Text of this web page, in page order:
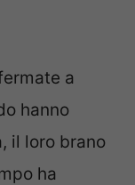
a
hanno
il loro brano
ha